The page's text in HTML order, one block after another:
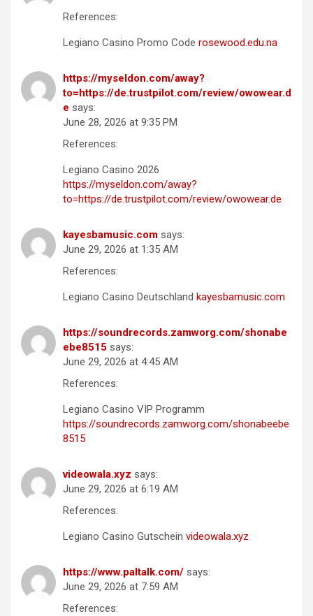
References:
Legiano Casino Promo Code rosewood.edu.na
https://myseldon.com/away?
to=https://de.trustpilot.com/review/owowear.d
e says:
June 28, 2026 at 9:35 PM
References:
Legiano Casino 2026
https://myseldon.com/away?
to=https://de.trustpilot.com/review/owowear.de
kayesbamusic.com says:
June 29, 2026 at 1:35 AM
References:
Legiano Casino Deutschland kayesbamusic.com
https://soundrecords.zamworg.com/shonabe
ebe8515 says:
June 29, 2026 at 4:45 AM
References:
Legiano Casino VIP Programm
https://soundrecords.zamworg.com/shonabeebe
8515
videowala.xyz says:
June 29, 2026 at 6:19 AM
References:
Legiano Casino Gutschein videowala.xyz
https://www.paltalk.com/ says:
June 29, 2026 at 7:59 AM
References: